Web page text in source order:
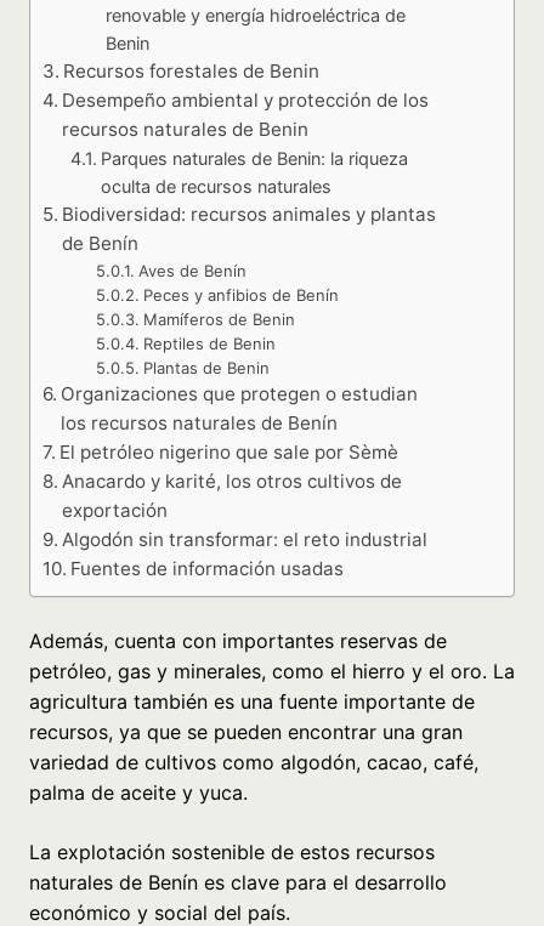
renovable y energía hidroeléctrica de
Benin
Recursos forestales de Benin
Desempeño ambiental y protección de los
recursos naturales de Benin
Parques naturales de Benin: la riqueza
oculta de recursos naturales
Biodiversidad: recursos animales y plantas
de Benín
Aves de Benín
Peces y anfibios de Benín
Mamíferos de Benin
Reptiles de Benin
Plantas de Benin
Organizaciones que protegen o estudian
los recursos naturales de Benín
El petróleo nigerino que sale por Sèmè
Anacardo y karité, los otros cultivos de
exportación
Algodón sin transformar: el reto industrial
Fuentes de información usadas
Además, cuenta con importantes reservas de
petróleo, gas y minerales, como el hierro y el oro. La
agricultura también es una fuente importante de
recursos, ya que se pueden encontrar una gran
variedad de cultivos como algodón, cacao, café,
palma de aceite y yuca.
La explotación sostenible de estos recursos
naturales de Benín es clave para el desarrollo
económico y social del país.